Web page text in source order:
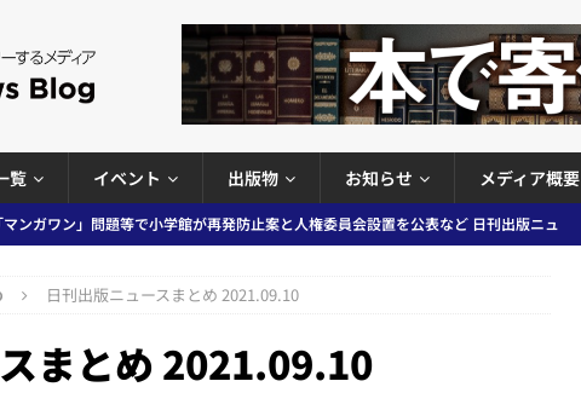
覧 イベント 出版物 お知らせ メディア概要
学館「マンガワン」問題の第三者委員会調査報告書を公開など 日刊出版ニュースまと
講談社、著者向けポータルサイト提供開始」「EUが生成AIコンテンツの識別表示を義
ニュースまとめ＆コラム #726（2026年7月26日～8月1日）
日刊出版ニュースまとめ 2021.09.10
まとめ 2021.09.10